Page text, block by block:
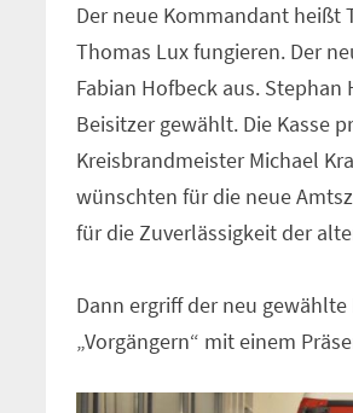
Der neue Kommandant heißt
Thomas Lux fungieren. Der
Fabian Hofbeck aus.
Beisitzer gewählt. Die Kasse
Kreisbrandmeister Michael
wünschten für die neue
für die Zuverlässigkeit der
Dann ergriff der neu
„Vorgängern“ mit einem